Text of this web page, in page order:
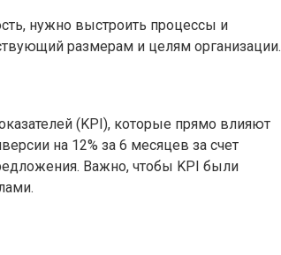
нужно выстроить процессы и
размерам и целям организации.
(KPI), которые прямо влияют
на 12% за 6 месяцев за счет
Важно, чтобы KPI были